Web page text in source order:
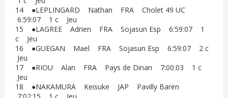
14 ●LEPLINGARD Nathan FRA Cholet 49 UC
6:59:07 1 c Jeu
15 ●LAGREE Adrien FRA Sojasun Esp 6:59:07 1
c Jeu
16 ●GUEGAN Mael FRA Sojasun Esp 6:59:07 2 c
Jeu
17 ●RIOU Alan FRA Pays de Dinan 7:00:03 1 c
Jeu
18 ●NAKAMURA Keisuke JAP Pavilly Baren